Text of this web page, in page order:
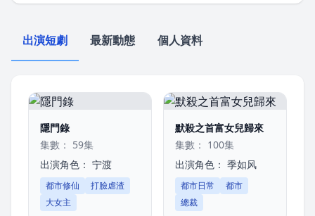
出演短劇 最新動態 個人資料
隱門錄
集數： 59集
出演角色： 宁渡
都市修仙
打臉虐渣
大女主
默殺之首富女兒歸來
集數： 100集
出演角色： 季如风
都市日常
都市
總裁